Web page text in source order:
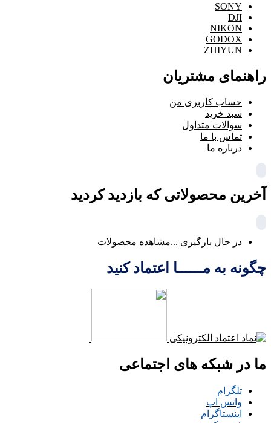
SONY
DJI
NIKON
GODOX
ZHIYUN
راهنمای مشتریان
حساب کاربری من
سبد خرید
سوالات متداول
تماس با ما
درباره ما
آخرین محصولاتی که بازدید کردید
در حال بارگیری ...مشاهده محصولات
چگونه به مــــــا اعتماد کنید
ما در شبکه های اجتماعی
تلگرام
واتس اپ
اینستاگرام